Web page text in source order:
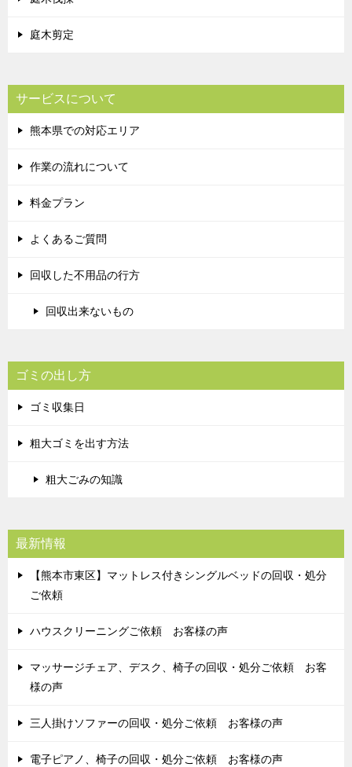
庭木剪定
サービスについて
熊本県での対応エリア
作業の流れについて
料金プラン
よくあるご質問
回収した不用品の行方
回収出来ないもの
ゴミの出し方
ゴミ収集日
粗大ゴミを出す方法
粗大ごみの知識
最新情報
【熊本市東区】マットレス付きシングルベッドの回収・処分
ご依頼
ハウスクリーニングご依頼 お客様の声
マッサージチェア、デスク、椅子の回収・処分ご依頼 お客
様の声
三人掛けソファーの回収・処分ご依頼 お客様の声
電子ピアノ、椅子の回収・処分ご依頼 お客様の声